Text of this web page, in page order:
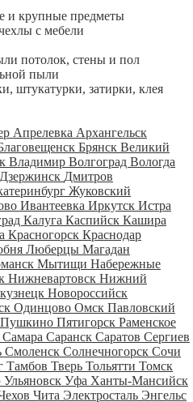
и крупные предметы
с мебели
потолок, стены и пол
пыли
штукатурки, затирки, клея
Апрелевка Архангельск
Брянск Великий
Владимир Волгоград Вологда
Дзержинск Дмитров
Жуковский
Ивантеевка Иркутск Истра
Калуга Каспийск Кашира
Красногорск Краснодар
Люберцы Магадан
Мытищи Набережные
Нижневартовск Нижний
Новороссийск
Одинцово Омск Павловский
Пушкино Пятигорск Раменское
Самара Саранск Саратов Сергиев
Смоленск Солнечногорск Сочи
Тамбов Тверь Тольятти Томск
Ульяновск Уфа Ханты-Мансийск
Чита Электросталь Энгельс